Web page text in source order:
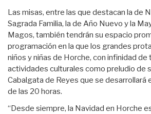
Las misas, entre las que destacan la de
Sagrada Familia, la de Año Nuevo y la
Magos, también tendrán su espacio
programación en la que los grandes
niños y niñas de Horche, con infinidad de
actividades culturales como preludio de
Cabalgata de Reyes que se desarrollará
de las 20 horas.
“Desde siempre, la Navidad en Horche